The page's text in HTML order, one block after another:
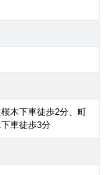
木下車徒歩2分、町
車徒歩3分